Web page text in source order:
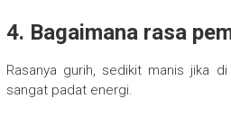
4. Bagaimana rasa
Rasanya gurih, sedikit manis jika
sangat padat energi.